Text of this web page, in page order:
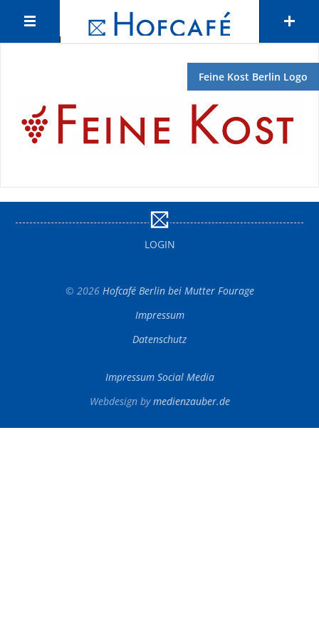
Feine Kost Berlin Logo
LOGIN
© 2026 Hofcafé Berlin bei Mutter Fourage
Impressum
Datenschutz
Impressum Social Media
Webdesign bymedienzauber.de